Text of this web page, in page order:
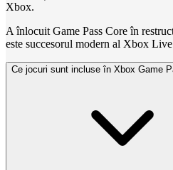
Xbox.
A înlocuit Game Pass Core în
este succesorul modern al Xbox
Ce jocuri sunt incluse în Xbox Game